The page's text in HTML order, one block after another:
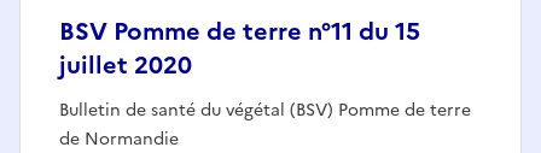
BSV Pomme de terre n°11 du 15
juillet 2020
Bulletin de santé du végétal (BSV) Pomme de terre
de Normandie